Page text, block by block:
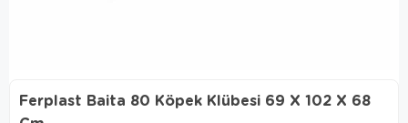
Ferplast Baita 80 Köpek Klübesi 69 X 102 X 68